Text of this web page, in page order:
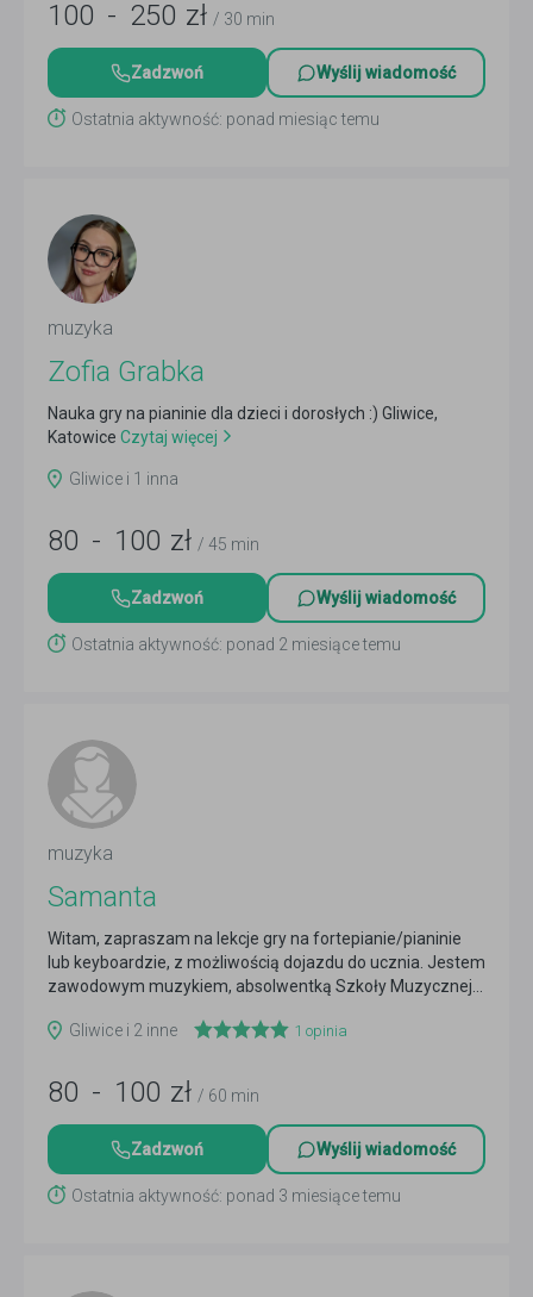
100 - 250 zł / 30 min
Zadzwoń Wyślij wiadomość
Ostatnia aktywność: ponad miesiąc temu
muzyka
Zofia Grabka
Nauka gry na pianinie dla dzieci i dorosłych :) Gliwice,
Katowice Czytaj więcej
Gliwice i 1 inna
80 - 100 zł / 45 min
Zadzwoń Wyślij wiadomość
Ostatnia aktywność: ponad 2 miesiące temu
muzyka
Samanta
Witam, zapraszam na lekcje gry na fortepianie/pianinie
lub keyboardzie, z możliwością dojazdu do ucznia. Jestem
zawodowym muzykiem, absolwentką Szkoły Muzycznej...
Gliwice i 2 inne
1 opinia
80 - 100 zł / 60 min
Zadzwoń Wyślij wiadomość
Ostatnia aktywność: ponad 3 miesiące temu